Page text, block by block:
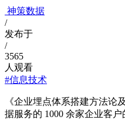
神策数据
/
发布于
/
3565
人观看
#信息技术
《企业埋点体系搭建方法论
据服务的 1000 余家企业客